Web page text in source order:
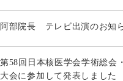
阿部院長 テレビ出演のお知
第58回日本核医学会学術総会
大会に参加して発表しました